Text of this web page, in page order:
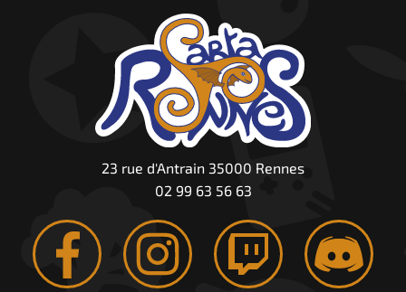
23 rue d'Antrain 35000 Rennes
02 99 63 56 63